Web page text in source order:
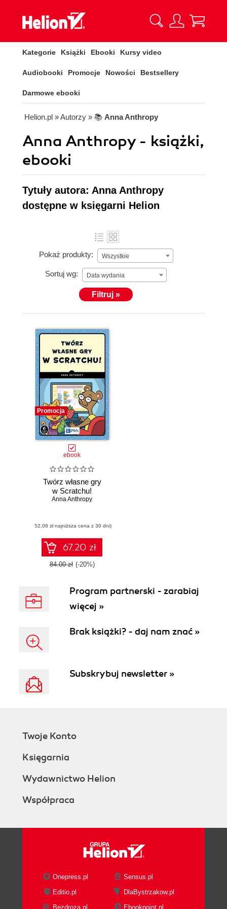
Kategorie Książki Ebooki Kursy video
Audiobooki Promocje Nowości Bestsellery
Darmowe ebooki
Helion.pl » Autorzy » 📚 Anna Anthropy
Anna Anthropy - książki,
ebooki
Tytuły autora: Anna Anthropy
dostępne w księgarni Helion
Pokaż produkty: Wszystkie
Sortuj wg: Data wydania
Filtruj »
Promocja
ebook
Twórz własne gry
w Scratchu!
Anna Anthropy
(52,08 zł najniższa cena z 30 dni)
67.20 zł
84.00 zł (-20%)
Program partnerski - zarabiaj
więcej »
Brak książki? - daj nam znać »
Subskrybuj newsletter »
Twoje Konto
Księgarnia
Wydawnictwo Helion
Współpraca
Onepress.pl
Sensus.pl
Editio.pl
DlaBystrzakow.pl
Bezdroza.pl
Ebookpoint.pl